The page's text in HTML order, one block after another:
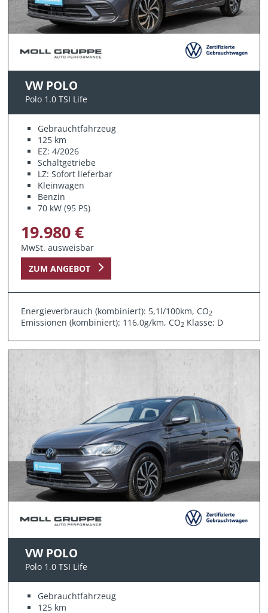
VW POLO
Polo 1.0 TSI Life
Gebrauchtfahrzeug
125 km
EZ: 4/2026
Schaltgetriebe
LZ: Sofort lieferbar
Kleinwagen
Benzin
70 kW (95 PS)
19.980 €
MwSt. ausweisbar
ZUM ANGEBOT
Energieverbrauch (kombiniert): 5,1l/100km, CO2
Emissionen (kombiniert): 116,0g/km, CO2 Klasse: D
VW POLO
Polo 1.0 TSI Life
Gebrauchtfahrzeug
125 km